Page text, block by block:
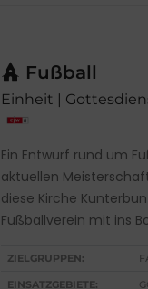
Fußball
Einheit |
Ein Entwurf rund um
aktuellen
diese Kirche
Fußballverein mit ins
ZIELGRUPPEN:
EINSATZGEBIETE: